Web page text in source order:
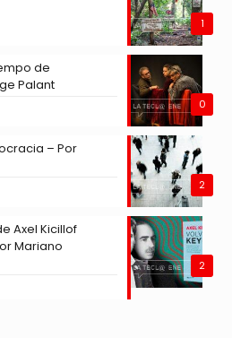
1
0
de
Palant
2
– Por
2
Axel Kicillof
Mariano